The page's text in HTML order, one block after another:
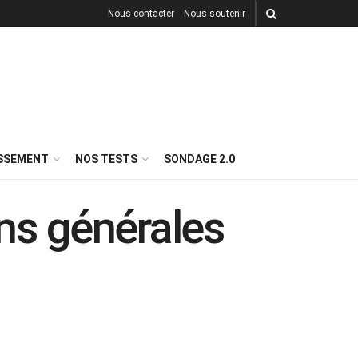
Nous contacter Nous soutenir
NOS TESTS SONDAGE 2.0
générales